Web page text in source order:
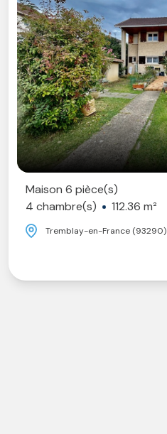
Maison 6 pièce(s)
4 chambre(s)
112.36 m²
Tremblay-en-France (93290)